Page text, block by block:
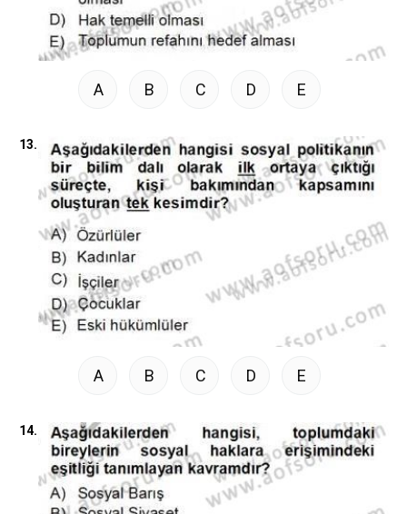
A B C D E
13.
A B C D E
14.